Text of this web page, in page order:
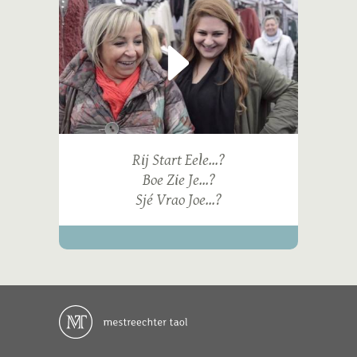
Rij Start Eele...?
Boe Zie Je...?
Sjé Vrao Joe...?